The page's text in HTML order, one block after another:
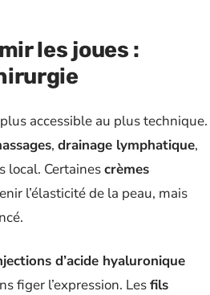
les joues :
accessible au plus technique.
, drainage lymphatique,
local. Certainescrèmes
l’élasticité de la peau, mais
d’acide hyaluronique
figer l’expression. Lesfils